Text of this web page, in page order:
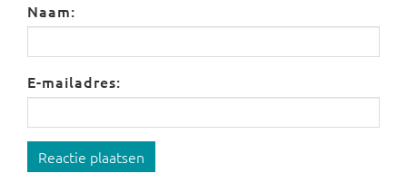
Naam:
E-mailadres:
Reactie plaatsen